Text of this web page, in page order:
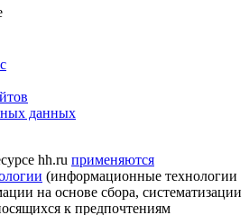
данных
hh.ru применяются
(информационные технологии
на основе сбора, систематизации
к предпочтениям